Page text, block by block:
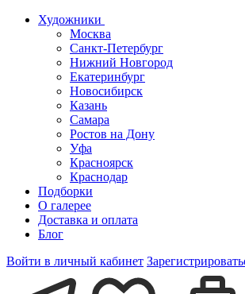
Художники
Москва
Санкт-Петербург
Нижний Новгород
Екатеринбург
Новосибирск
Казань
Самара
Ростов на Дону
Уфа
Красноярск
Краснодар
Подборки
О галерее
Доставка и оплата
Блог
Войти в личный кабинет